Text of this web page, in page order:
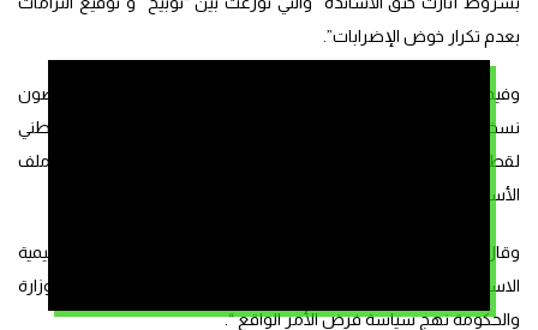
بعدم تكرار خوض الإضرابات”.
وفيما يتعلق بجدل النظام الأساسي الجديد ما يزال الأساتذة يرفضون
نسخته النهائية، وصرحت في وقت سابق مصادر من التنسيق الوطني
لقطاع التعليم لـ”صوت المغرب” أن تمرير هذا النظام تم على حساب ملف
الأساتذة الموقوفين.
وقال في بلاغ له وقتها إنه “في الوقت الذي انتظرت فيه الشغيلة التعليمية
الاستجابة لمطالبها العالقة ورفع الاحتقان عن القطاع اختارت الوزارة
والحكومة نهج سياسة فرض الأمر الواقع “.